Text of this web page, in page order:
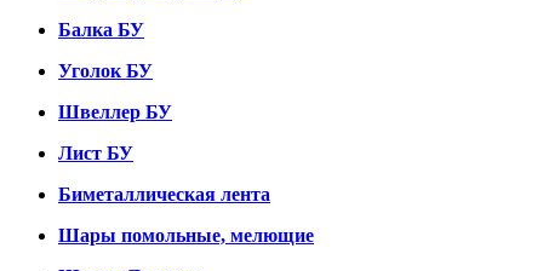
Балка БУ
Уголок БУ
Швеллер БУ
Лист БУ
Биметаллическая лента
Шары помольные, мелющие